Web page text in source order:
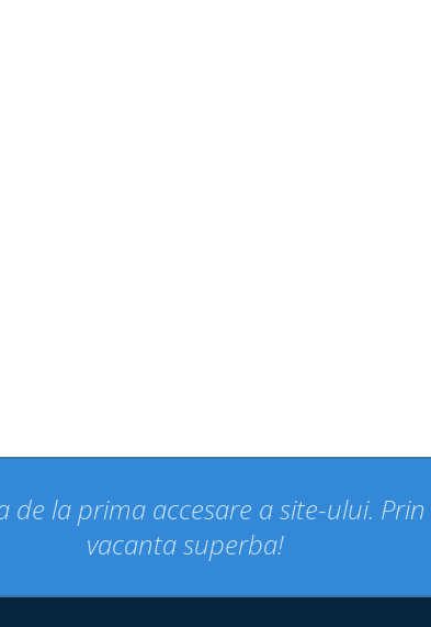
de la prima accesare a site-ului.
vacanta superba!